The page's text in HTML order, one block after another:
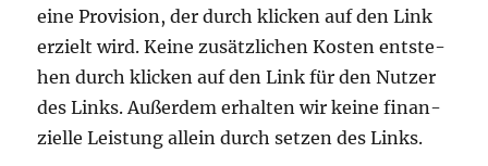
eine Pro­vi­si­on, der durch kli­cken auf den Link
erzielt wird. Kei­ne zusätz­li­chen Kos­ten ent­ste­
hen durch kli­cken auf den Link für den Nut­zer
des Links. Außer­dem erhal­ten wir kei­ne finan­
zi­el­le Leis­tung allein durch set­zen des Links.